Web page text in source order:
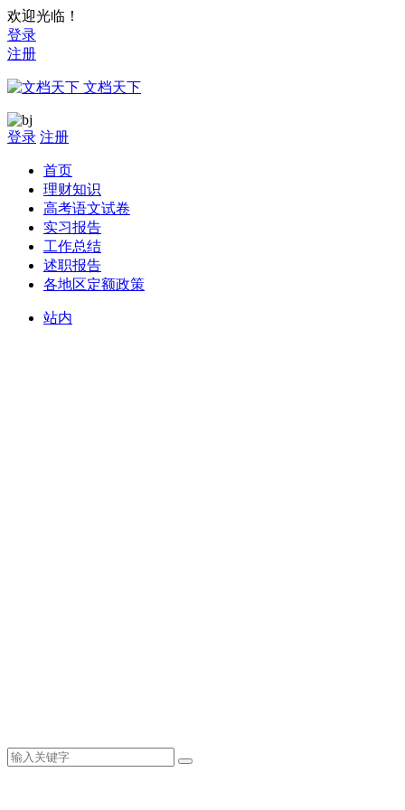
欢迎光临！
登录
注册
文档天下
登录 注册
首页
理财知识
高考语文试卷
实习报告
工作总结
述职报告
各地区定额政策
站内